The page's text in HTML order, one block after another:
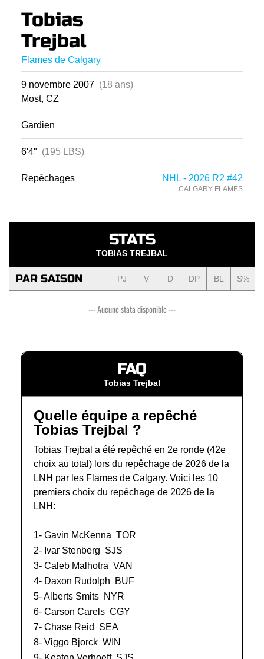
Tobias
Trejbal
Flames de Calgary
9 novembre 2007 (18 ans)
Most, CZ
Gardien
6'4" (195 LBS)
Repêchages NHL - 2026 R2 #42
CALGARY FLAMES
STATS
TOBIAS TREJBAL
PAR SAISON PJ V D DP BL S%
--- Aucune stata disponible ---
FAQ
Tobias Trejbal
Quelle équipe a repêché
Tobias Trejbal ?
Tobias Trejbal a été repêché en 2e ronde (42e
choix au total) lors du repêchage de 2026 de la
LNH par les Flames de Calgary. Voici les 10
premiers choix du repêchage de 2026 de la
LNH:
1- Gavin McKenna TOR
2- Ivar Stenberg SJS
3- Caleb Malhotra VAN
4- Daxon Rudolph
BUF
5-Alberts Smits NYR
6- Carson Carels CGY
7- Chase Reid
SEA
8- Viggo Bjorck WIN